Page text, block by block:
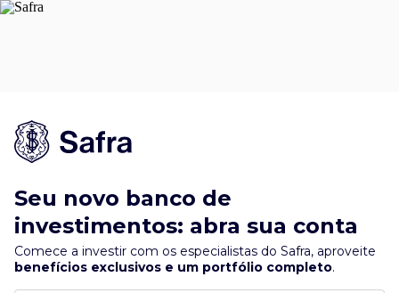
Seu novo banco de
investimentos: abra sua conta
Comece a investir com os especialistas do Safra, aproveite
benefícios exclusivos e um portfólio completo.